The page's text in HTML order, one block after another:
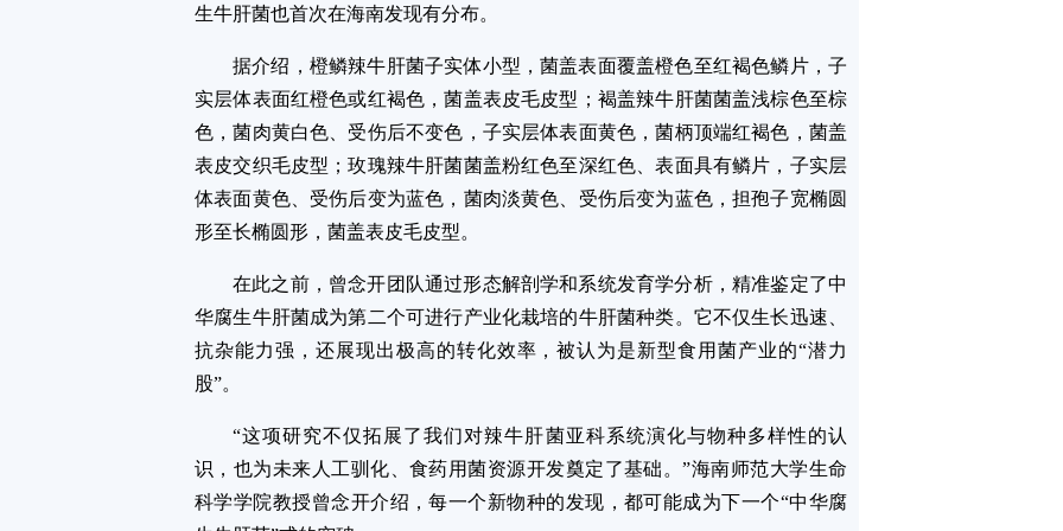
生牛肝菌也首次在海南发现有分布。
据介绍，橙鳞辣牛肝菌子实体小型，菌盖表面覆盖橙色至红褐色鳞片，子
实层体表面红橙色或红褐色，菌盖表皮毛皮型；褐盖辣牛肝菌菌盖浅棕色至棕
色，菌肉黄白色、受伤后不变色，子实层体表面黄色，菌柄顶端红褐色，菌盖
表皮交织毛皮型；玫瑰辣牛肝菌菌盖粉红色至深红色、表面具有鳞片，子实层
体表面黄色、受伤后变为蓝色，菌肉淡黄色、受伤后变为蓝色，担孢子宽椭圆
形至长椭圆形，菌盖表皮毛皮型。
在此之前，曾念开团队通过形态解剖学和系统发育学分析，精准鉴定了中
华腐生牛肝菌成为第二个可进行产业化栽培的牛肝菌种类。它不仅生长迅速、
抗杂能力强，还展现出极高的转化效率，被认为是新型食用菌产业的“潜力
股”。
“这项研究不仅拓展了我们对辣牛肝菌亚科系统演化与物种多样性的认
识，也为未来人工驯化、食药用菌资源开发奠定了基础。”海南师范大学生命
科学学院教授曾念开介绍，每一个新物种的发现，都可能成为下一个“中华腐